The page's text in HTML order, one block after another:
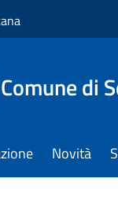
Comune di
Novità